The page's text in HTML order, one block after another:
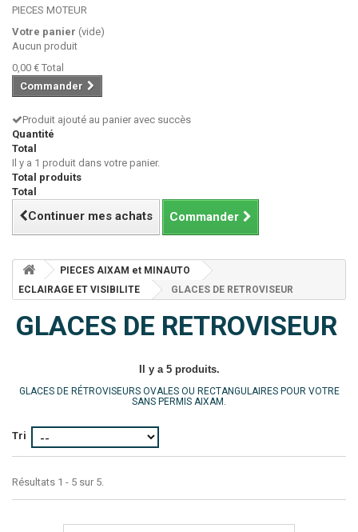
PIECES MOTEUR
Votre panier (vide)
Aucun produit
0,00 € Total
Commander
Produit ajouté au panier avec succès
Quantité
Total
Il y a 1 produit dans votre panier.
Total produits
Total
Continuer mes achats Commander
PIECES AIXAM et MINAUTO
ECLAIRAGE ET VISIBILITE
GLACES DE RETROVISEUR
GLACES DE RETROVISEUR
Il y a 5 produits.
GLACES DE RÉTROVISEURS OVALES OU RECTANGULAIRES POUR VOTRE
SANS PERMIS AIXAM.
Tri
Résultats 1 - 5 sur 5.